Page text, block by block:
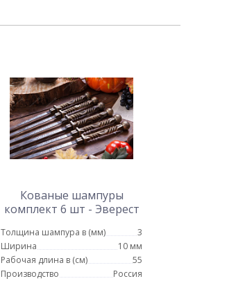
Кованые шампуры
комплект 6 шт - Эверест
Толщина шампура в (мм)
3
Ширина
10 мм
Рабочая длина в (см)
55
Производство
Россия